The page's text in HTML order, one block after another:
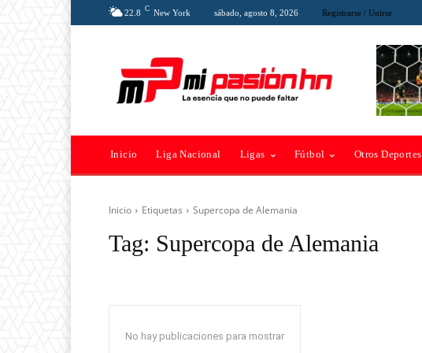
22.8 C New York sábado, agosto 8, 2026 Registrarse / Unirse
Inicio Liga Nacional Ligas Fútbol Otros Deportes
Inicio Etiquetas Supercopa de Alemania
Tag: Supercopa de Alemania
No hay publicaciones para mostrar